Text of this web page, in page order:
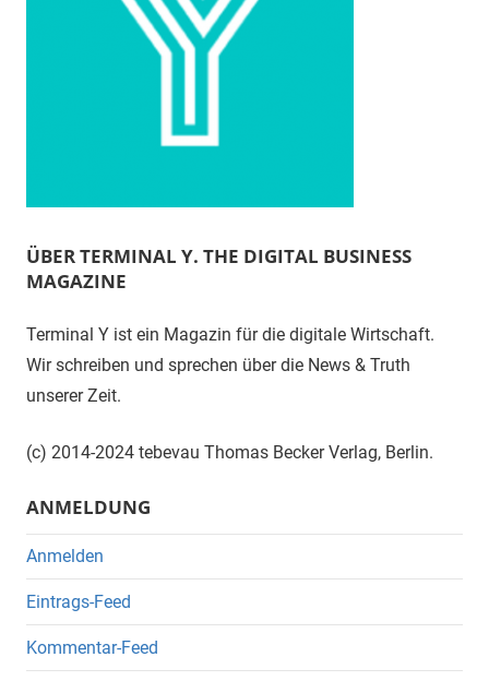
ÜBER TERMINAL Y. THE DIGITAL BUSINESS
MAGAZINE
Terminal Y ist ein Magazin für die digitale Wirtschaft.
Wir schreiben und sprechen über die News & Truth
unserer Zeit.
(c) 2014-2024 tebevau Thomas Becker Verlag, Berlin.
ANMELDUNG
Anmelden
Eintrags-Feed
Kommentar-Feed